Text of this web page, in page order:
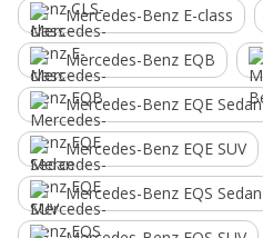
Mercedes-Benz E-class
Mercedes-Benz EQB
Mercedes-Benz EQE Sedan
Mercedes-Benz EQE SUV
Mercedes-Benz EQS Sedan